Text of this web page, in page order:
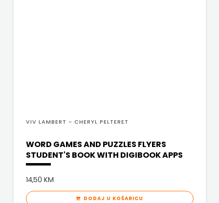
VIV LAMBERT - CHERYL PELTERET
WORD GAMES AND PUZZLES FLYERS
STUDENT'S BOOK WITH DIGIBOOK APPS
14,50 KM
DODAJ U KOŠARICU